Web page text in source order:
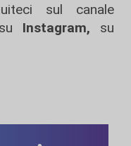
sul canale
Instagram, su